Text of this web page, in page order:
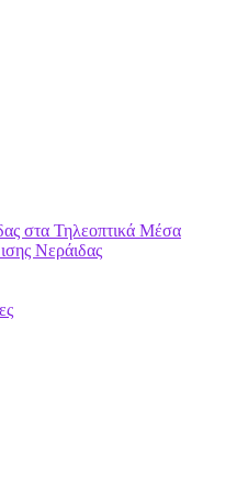
στα Τηλεοπτικά Μέσα
Νεράιδας